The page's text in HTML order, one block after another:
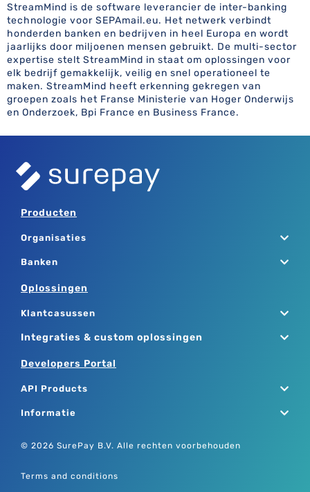
StreamMind is de software leverancier de inter-banking
technologie voor SEPAmail.eu. Het netwerk verbindt
honderden banken en bedrijven in heel Europa en wordt
jaarlijks door miljoenen mensen gebruikt. De multi-sector
expertise stelt StreamMind in staat om oplossingen voor
elk bedrijf gemakkelijk, veilig en snel operationeel te
maken. StreamMind heeft erkenning gekregen van
groepen zoals het Franse Ministerie van Hoger Onderwijs
en Onderzoek, Bpi France en Business France.
Producten
Organisaties
Banken
Oplossingen
Klantcasussen
Integraties & custom oplossingen
Developers Portal
API Products
Informatie
© 2026 SurePay B.V. Alle rechten voorbehouden
Terms and conditions